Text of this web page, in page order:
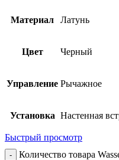
Материал Латунь
Цвет Черный
Управление Рычажное
Установка Настенная
Быстрый просмотр
Количество товара